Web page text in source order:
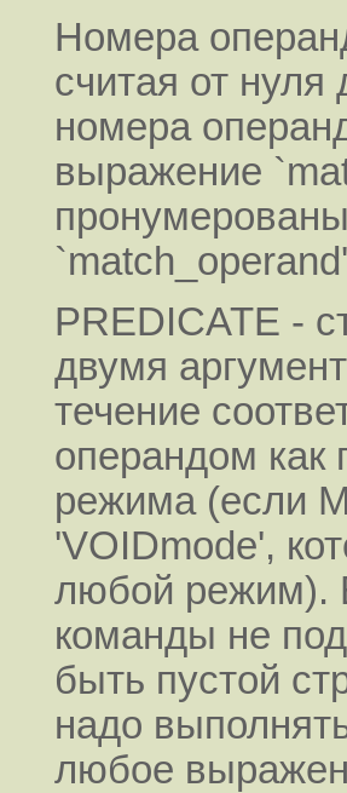
Номера
считая от
номера
выражение
PREDICATE -
двумя
течение
операндом как
режима (если
'VOIDmode',
любой режим).
команды не
быть пустой
надо
любое